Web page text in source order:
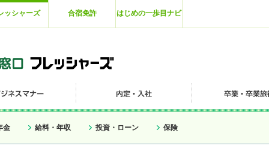
ッシャーズ 合宿免許 はじめの一歩目ナビ
金 給料・年収 投資・ローン 保険